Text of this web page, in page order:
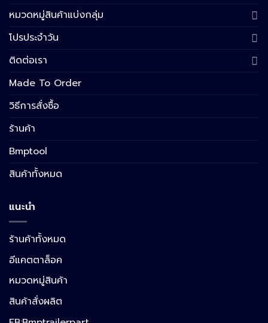
หมวดหมู่สินค้าแบ่งกลุ่ม
โปรประจำวัน
ติดต่อเรา
Made To Order
วิธีการสั่งซื้อ
ร้านค้า
Bmptool
สินค้าทั้งหมด
แนะนำ
ร้านค้าทั้งหมด
อีแคตตาล็อค
หมวดหมู่สินค้า
สินค้าสั่งผลิต